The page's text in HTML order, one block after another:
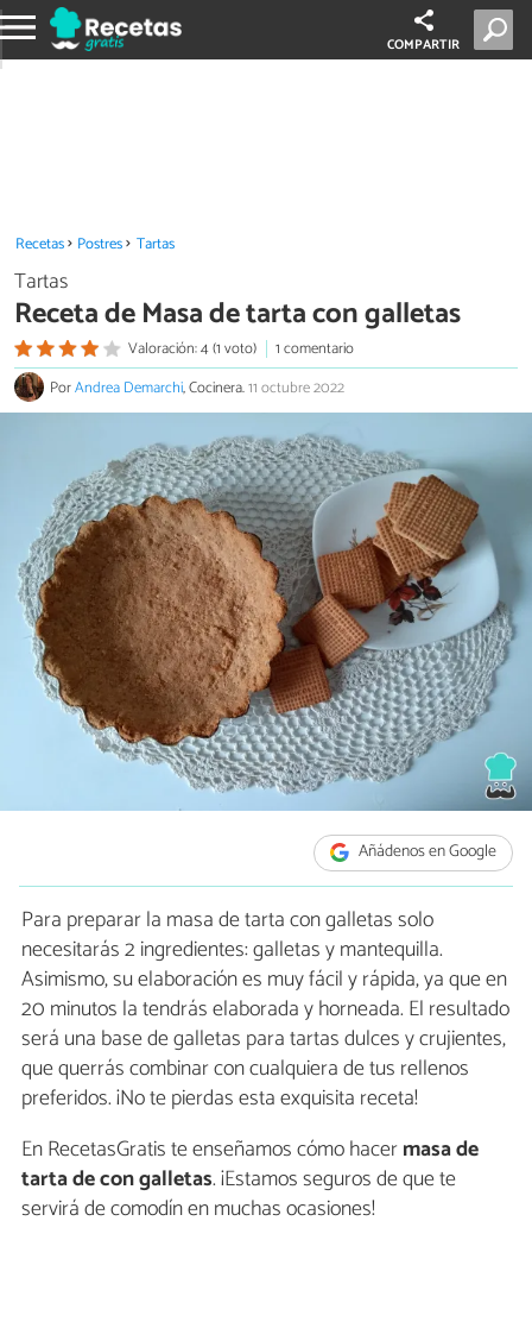
COMPARTIR
Recetas Postres Tartas
Tartas
Receta de Masa de tarta con galletas
Valoración: 4 (1 voto)
1 comentario
PorAndrea Demarchi, Cocinera.11 octubre 2022
Añádenos en Google
Para preparar la masa de tarta con galletas solo
necesitarás 2 ingredientes: galletas y mantequilla.
Asimismo, su elaboración es muy fácil y rápida, ya que en
20 minutos la tendrás elaborada y horneada. El resultado
será una base de galletas para tartas dulces y crujientes,
que querrás combinar con cualquiera de tus rellenos
preferidos. ¡No te pierdas esta exquisita receta!
En RecetasGratis te enseñamos cómo hacermasa de
tarta de con galletas. ¡Estamos seguros de que te
servirá de comodín en muchas ocasiones!